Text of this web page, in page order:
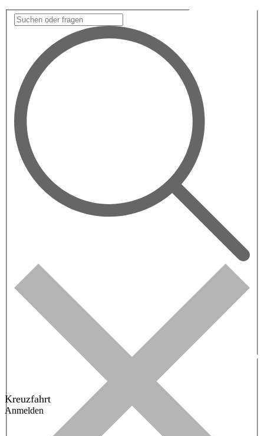
Kreuzfahrt
Anmelden